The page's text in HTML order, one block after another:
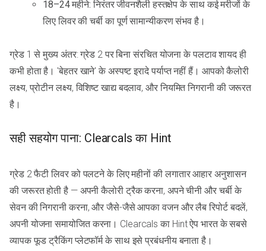
18–24 महीने: निरंतर जीवनशैली हस्तक्षेप के साथ कई मरीजों के
लिए लिवर की चर्बी का पूर्ण सामान्यीकरण संभव है।
ग्रेड 1 से मुख्य अंतर: ग्रेड 2 पर बिना संरचित योजना के पलटाव शायद ही
कभी होता है। 'बेहतर खाने' के अस्पष्ट इरादे पर्याप्त नहीं हैं। आपको कैलोरी
लक्ष्य, प्रोटीन लक्ष्य, विशिष्ट खाद्य बदलाव, और नियमित निगरानी की जरूरत
है।
सही सहयोग पाना: Clearcals का Hint
ग्रेड 2 फैटी लिवर को पलटने के लिए महीनों की लगातार आहार अनुशासन
की जरूरत होती है — अपनी कैलोरी ट्रैक करना, अपने चीनी और चर्बी के
सेवन की निगरानी करना, और जैसे-जैसे आपका वजन और लैब रिपोर्ट बदलें,
अपनी योजना समायोजित करना। Clearcals का Hint ऐप भारत के सबसे
व्यापक फूड ट्रैकिंग प्लेटफॉर्म के साथ इसे प्रबंधनीय बनाता है।